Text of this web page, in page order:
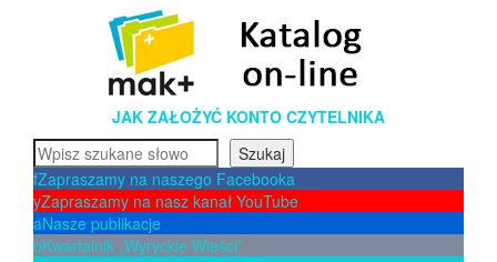
JAK ZAŁOŻYĆ KONTO CZYTELNIKA
Szukaj
Szukaj
fZapraszamy na naszego Facebooka
yZapraszamy na nasz kanał YouTube
aNasze publikacje
bKwartalnik „Wyryckie Wieści”